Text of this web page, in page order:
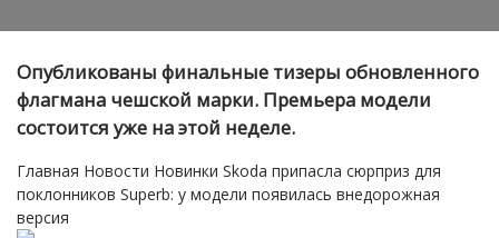
Опубликованы финальные тизеры обновленного
флагмана чешской марки. Премьера модели
состоится уже на этой неделе.
Главная Новости Новинки Skoda припасла сюрприз для
поклонников Superb: у модели появилась внедорожная
версия